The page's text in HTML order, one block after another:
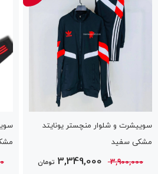
سوییشرت و شلوار منچستر یونایتد
مشکی سفید
3,900,000
قیمت
3,349,000 تومانقیمت